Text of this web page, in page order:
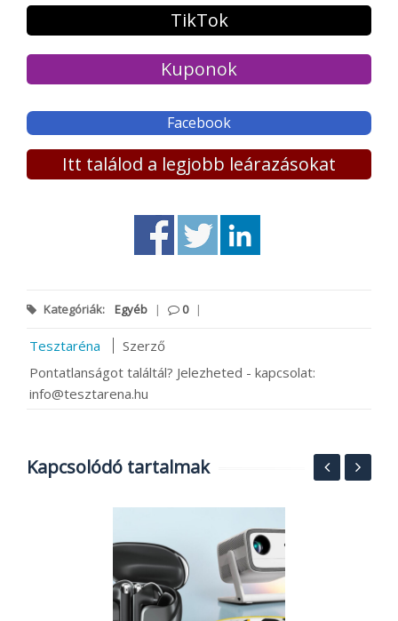
TikTok
Kuponok
Facebook
Itt találod a legjobb leárazásokat
Kategóriák: Egyéb | 0 |
Tesztaréna
Szerző
Pontatlanságot találtál? Jelezheted - kapcsolat:
info@tesztarena.hu
Kapcsolódó tartalmak